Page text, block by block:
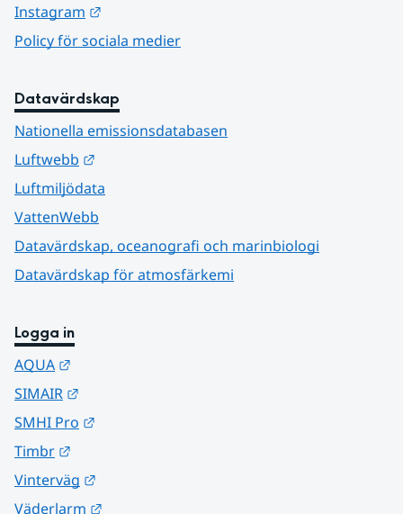
Instagram
Policy för sociala medier
Datavärdskap
Nationella emissionsdatabasen
Luftwebb
Luftmiljödata
VattenWebb
Datavärdskap, oceanografi och marinbiologi
Datavärdskap för atmosfärkemi
Logga in
AQUA
SIMAIR
SMHI Pro
Timbr
Vinterväg
Väderlarm